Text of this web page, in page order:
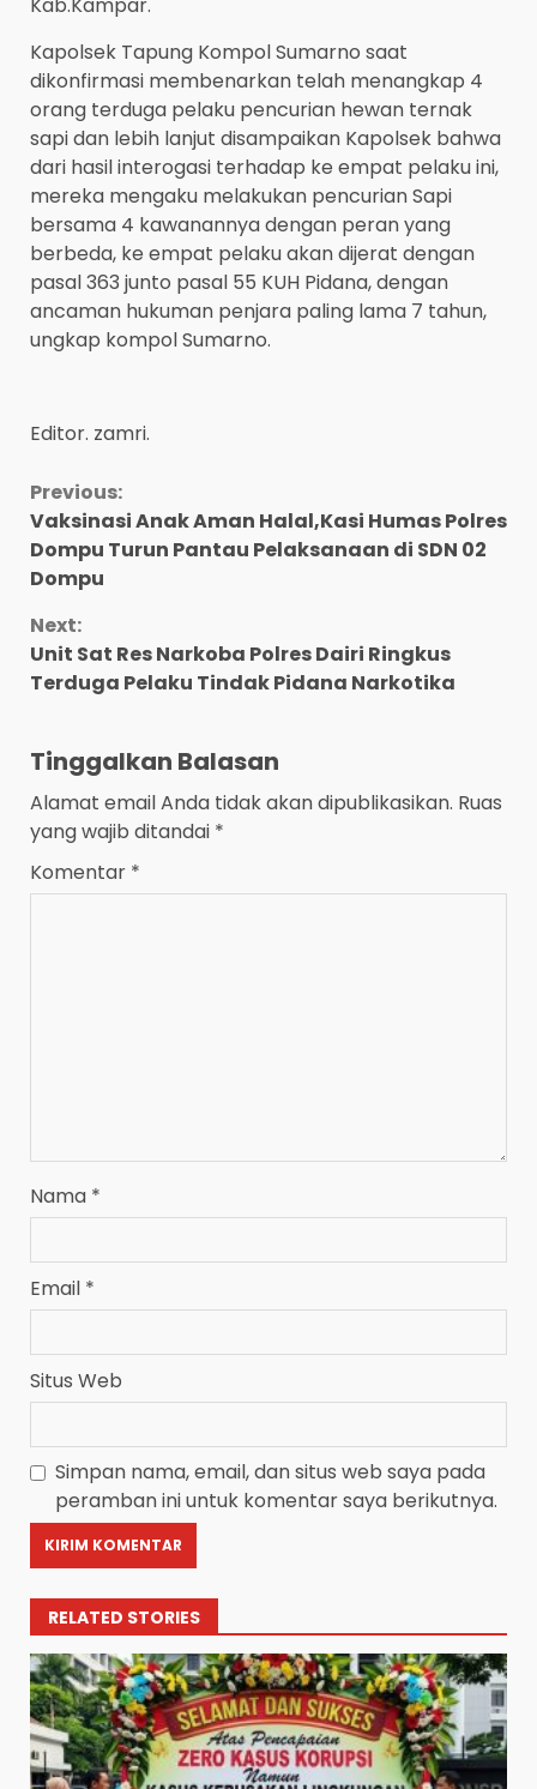
Kab.Kampar.
Kapolsek Tapung Kompol Sumarno saat
dikonfirmasi membenarkan telah menangkap 4
orang terduga pelaku pencurian hewan ternak
sapi dan lebih lanjut disampaikan Kapolsek bahwa
dari hasil interogasi terhadap ke empat pelaku ini,
mereka mengaku melakukan pencurian Sapi
bersama 4 kawanannya dengan peran yang
berbeda, ke empat pelaku akan dijerat dengan
pasal 363 junto pasal 55 KUH Pidana, dengan
ancaman hukuman penjara paling lama 7 tahun,
ungkap kompol Sumarno.
Editor. zamri.
Continue
Reading
Previous:
Vaksinasi Anak Aman Halal,Kasi Humas Polres
Dompu Turun Pantau Pelaksanaan di SDN 02
Dompu
Next:
Unit Sat Res Narkoba Polres Dairi Ringkus
Terduga Pelaku Tindak Pidana Narkotika
Tinggalkan Balasan
Alamat email Anda tidak akan dipublikasikan. Ruas
yang wajib ditandai *
Komentar *
Nama *
Email *
Situs Web
Simpan nama, email, dan situs web saya pada
peramban ini untuk komentar saya berikutnya.
RELATED STORIES